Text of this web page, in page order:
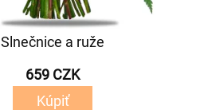
Slnečnice a ruže
659 CZK
Kúpiť